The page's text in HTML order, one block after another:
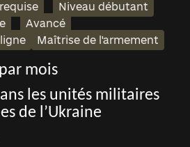
Niveau débutant
Avancé
Maîtrise de l'armement
mois
les unités militaires
de l’Ukraine